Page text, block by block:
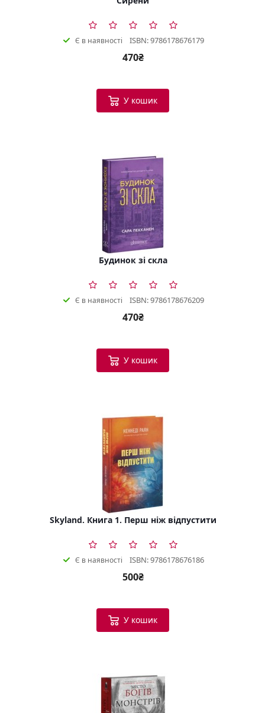
Є в наявності ISBN: 9786178676179
470₴
У кошик
Будинок зі скла
Є в наявності ISBN: 9786178676209
470₴
У кошик
Skyland. Книга 1. Перш ніж відпустити
Є в наявності ISBN: 9786178676186
500₴
У кошик